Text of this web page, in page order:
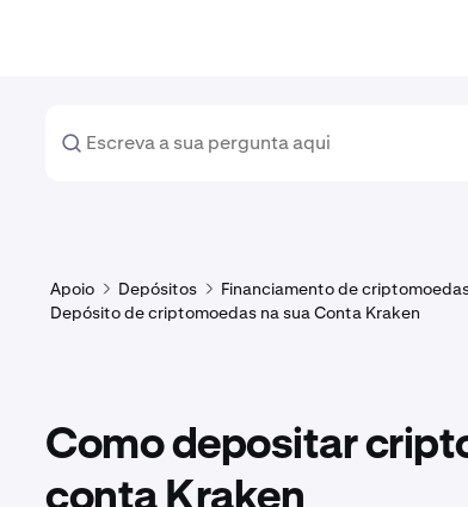
Apoio Depósitos
Financiamento de
Depósito de criptomoedas na sua Conta Kraken
Como depositar